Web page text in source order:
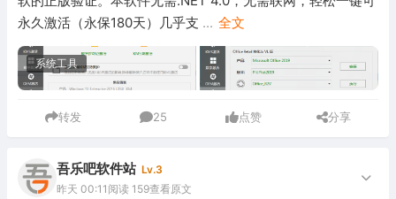
永久激活（永保180天）几乎支 ... 全文
系统工具
转发 25 点赞 分享
吾乐吧软件站 Lv.3
昨天 00:11 阅读 159查看原文